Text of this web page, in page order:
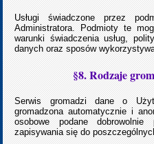
Usługi świadczone przez
Administratora. Podmioty te
warunki świadczenia usług,
danych oraz sposów
§8. Rodzaje
Serwis gromadzi dane o
gromadzona automatycznie i
osobowe podane
zapisywania się do